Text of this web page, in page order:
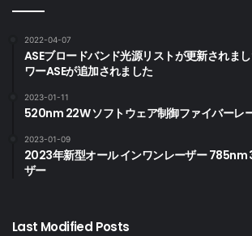
2022-04-07
ASEブロードバンド光源リストが更新されま
ワーASEが追加されました
2023-01-11
520nm 22W ソフトウェア制御ファイバーレ
2023-01-09
2023年新型オール インワンレーザー 785nm
ザー
Last Modified Posts